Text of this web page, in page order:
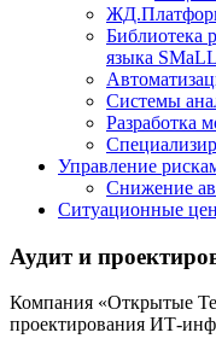
Библиотека
языка
Системы
Разработка
Управление
Снижение
Ситуационные
Аудит и
Компания «Открытые
проектирования ИТ-